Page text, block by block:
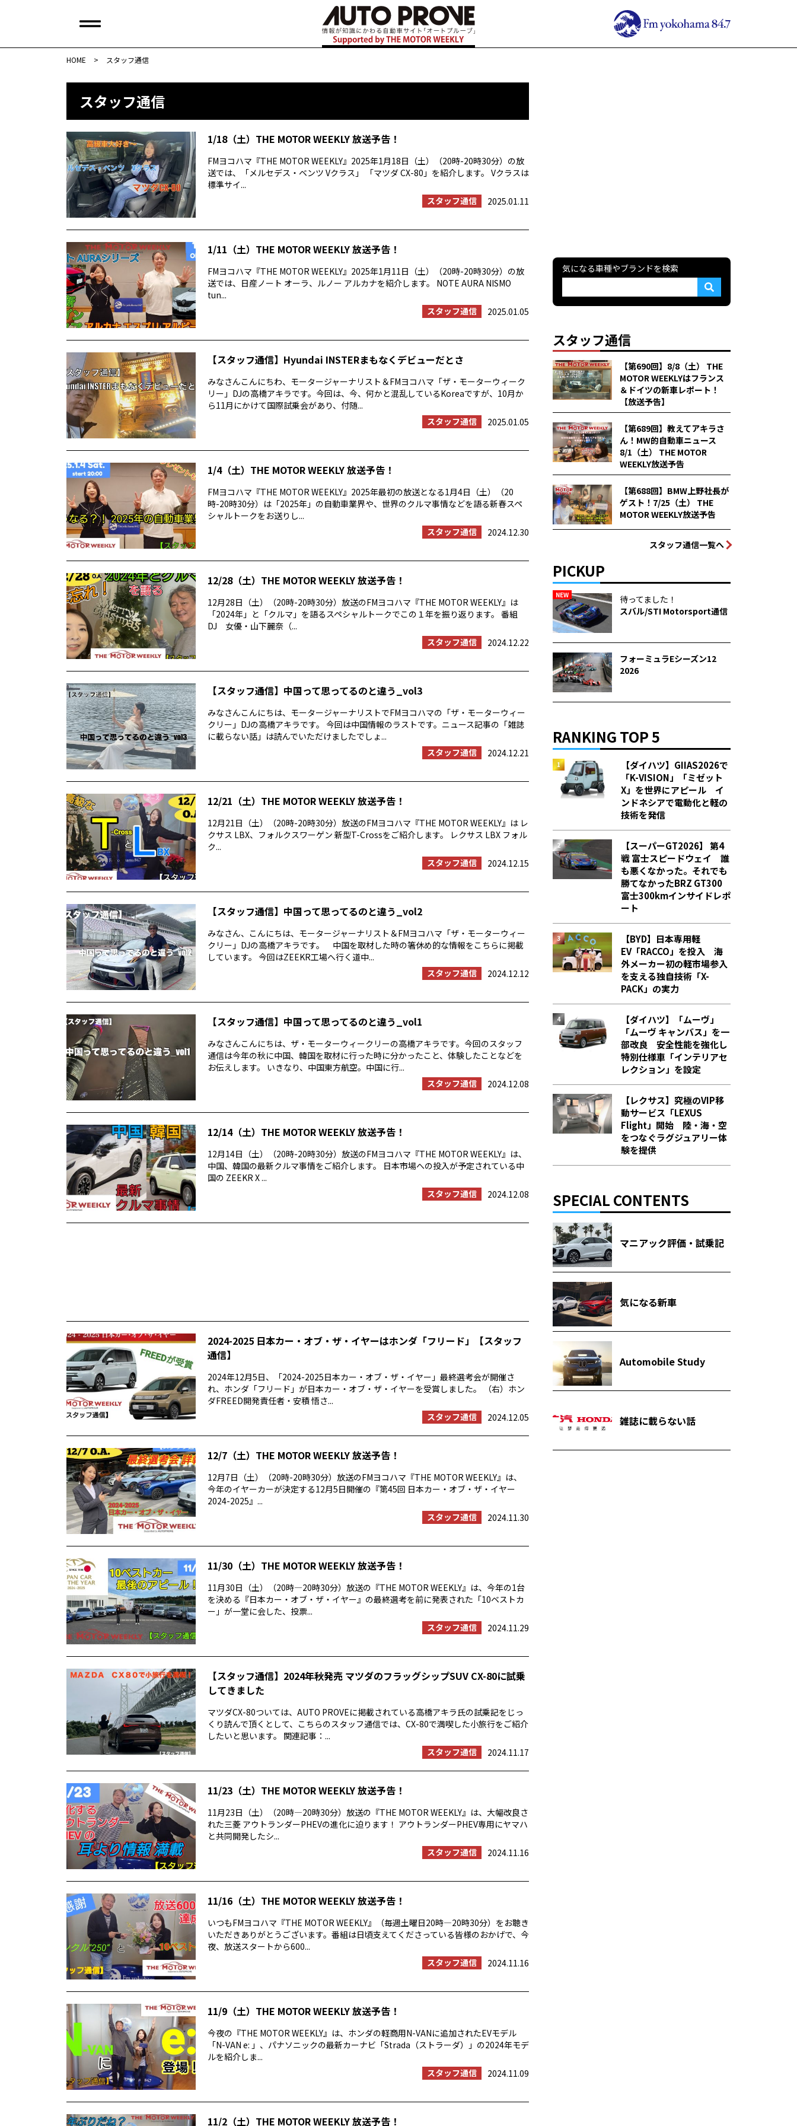
HOME > スタッフ通信
スタッフ通信
1/18（土）THE MOTOR WEEKLY 放送予告！
FMヨコハマ『THE MOTOR WEEKLY』2025年1月18日（土）（20時-20時30分）の放
送では、「メルセデス・ベンツ Vクラス」 「マツダ CX-80」を紹介します。 Vクラスは
標準サイ...
スタッフ通信
2025.01.11
1/11（土）THE MOTOR WEEKLY 放送予告！
FMヨコハマ『THE MOTOR WEEKLY』2025年1月11日（土）（20時-20時30分）の放
送では、日産ノート オーラ、ルノー アルカナを紹介します。 NOTE AURA NISMO
tun...
スタッフ通信
2025.01.05
【スタッフ通信】Hyundai INSTERまもなくデビューだとさ
みなさんこんにちわ、モータージャーナリスト＆FMヨコハマ「ザ・モーターウィーク
リー」DJの高橋アキラです。今回は、今、何かと混乱しているKoreaですが、10月か
ら11月にかけて国際試乗会があり、付随...
スタッフ通信
2025.01.05
1/4（土）THE MOTOR WEEKLY 放送予告！
FMヨコハマ『THE MOTOR WEEKLY』2025年最初の放送となる1月4日（土）（20
時-20時30分）は「2025年」の自動車業界や、世界のクルマ事情などを語る新春スペ
シャルトークをお送りし...
スタッフ通信
2024.12.30
12/28（土）THE MOTOR WEEKLY 放送予告！
12月28日（土）（20時-20時30分）放送のFMヨコハマ『THE MOTOR WEEKLY』は
「2024年」と「クルマ」を語るスペシャルトークでこの１年を振り返ります。 番組
DJ 女優・山下麗奈（...
スタッフ通信
2024.12.22
【スタッフ通信】中国って思ってるのと違う_vol3
みなさんこんにちは、モータージャーナリストでFMヨコハマの「ザ・モーターウィー
クリー」DJの高橋アキラです。 今回は中国情報のラストです。ニュース記事の「雑誌
に載らない話」は読んでいただけましたでしょ...
スタッフ通信
2024.12.21
12/21（土）THE MOTOR WEEKLY 放送予告！
12月21日（土）（20時-20時30分）放送のFMヨコハマ『THE MOTOR WEEKLY』は レ
クサス LBX、フォルクスワーゲン 新型T-Crossをご紹介します。 レクサス LBX フォル
ク...
スタッフ通信
2024.12.15
【スタッフ通信】中国って思ってるのと違う_vol2
みなさん、こんにちは、モータージャーナリスト＆FMヨコハマ「ザ・モーターウィー
クリー」DJの高橋アキラです。 中国を取材した時の箸休め的な情報をこちらに掲載
しています。 今回はZEEKR工場へ行く道中...
スタッフ通信
2024.12.12
【スタッフ通信】中国って思ってるのと違う_vol1
みなさんこんにちは、ザ・モーターウィークリーの高橋アキラです。今回のスタッフ
通信は今年の秋に中国、韓国を取材に行った時に分かったこと、体験したことなどを
お伝えします。 いきなり、中国東方航空。中国に行...
スタッフ通信
2024.12.08
12/14（土）THE MOTOR WEEKLY 放送予告！
12月14日（土）（20時-20時30分）放送のFMヨコハマ『THE MOTOR WEEKLY』は、
中国、韓国の最新クルマ事情をご紹介します。 日本市場への投入が予定されている中
国の ZEEKR X ...
スタッフ通信
2024.12.08
2024-2025 日本カー・オブ・ザ・イヤーはホンダ「フリード」【スタッフ
通信】
2024年12⽉5⽇、「2024-2025⽇本カー・オブ・ザ・イヤー」最終選考会が開催さ
れ、ホンダ「フリード」が日本カー・オブ・ザ・イヤーを受賞しました。 （右）ホン
ダFREED開発責任者・安積 悟さ...
スタッフ通信
2024.12.05
12/7（土）THE MOTOR WEEKLY 放送予告！
12月7日（土）（20時-20時30分）放送のFMヨコハマ『THE MOTOR WEEKLY』は、
今年のイヤーカーが決定する12月5日開催の『第45回 日本カー・オブ・ザ・イヤー
2024-2025』...
スタッフ通信
2024.11.30
11/30（土）THE MOTOR WEEKLY 放送予告！
11月30日（土）（20時―20時30分）放送の『THE MOTOR WEEKLY』は、今年の1台
を決める『日本カー・オブ・ザ・イヤー』の最終選考を前に発表された「10ベストカ
ー」が一堂に会した、投票...
スタッフ通信
2024.11.29
【スタッフ通信】2024年秋発売 マツダのフラッグシップSUV CX-80に試乗
してきました
マツダCX-80ついては、AUTO PROVEに掲載されている高橋アキラ氏の試乗記をじっ
くり読んで頂くとして、こちらのスタッフ通信では、CX-80で満喫した小旅行をご紹介
したいと思います。 関連記事：...
スタッフ通信
2024.11.17
11/23（土）THE MOTOR WEEKLY 放送予告！
11月23日（土）（20時―20時30分）放送の『THE MOTOR WEEKLY』は、大幅改良さ
れた三菱 アウトランダーPHEVの進化に迫ります！ アウトランダーPHEV専用にヤマハ
と共同開発したシ...
スタッフ通信
2024.11.16
11/16（土）THE MOTOR WEEKLY 放送予告！
いつもFMヨコハマ『THE MOTOR WEEKLY』（毎週土曜日20時―20時30分）をお聴き
いただきありがとうございます。番組は日頃支えてくださっている皆様のおかげで、今
夜、放送スタートから600...
スタッフ通信
2024.11.16
11/9（土）THE MOTOR WEEKLY 放送予告！
今夜の『THE MOTOR WEEKLY』は、ホンダの軽商用N-VANに追加されたEVモデル
「N-VAN e: 」、パナソニックの最新カーナビ「Strada（ストラーダ）」の2024年モデ
ルを紹介しま...
スタッフ通信
2024.11.09
11/2（土）THE MOTOR WEEKLY 放送予告！
気になる車種やブランドを検索
スタッフ通信
【第690回】8/8（土） THE
MOTOR WEEKLYはフランス
＆ドイツの新車レポート！
【放送予告】
【第689回】教えてアキラさ
ん！MW的自動車ニュース
8/1（土） THE MOTOR
WEEKLY放送予告
【第688回】BMW上野社長が
ゲスト！7/25（土） THE
MOTOR WEEKLY放送予告
スタッフ通信一覧へ
PICKUP
NEW
待ってました！
スバル/STI Motorsport通信
フォーミュラEシーズン12
2026
RANKING TOP 5
【ダイハツ】GIIAS2026で
「K-VISION」「ミゼット
X」を世界にアピール イ
ンドネシアで電動化と軽の
技術を発信
【スーパーGT2026】 第4
戦 富士スピードウェイ 誰
も悪くなかった。それでも
勝てなかった――BRZ GT300
富士300kmインサイドレポ
ート
【BYD】日本専用軽
EV「RACCO」を投入 海
外メーカー初の軽市場参入
を支える独自技術「X-
PACK」の実力
【ダイハツ】「ムーヴ」
「ムーヴ キャンバス」を一
部改良 安全性能を強化し
特別仕様車「インテリアセ
レクション」を設定
【レクサス】究極のVIP移
動サービス「LEXUS
Flight」開始 陸・海・空
をつなぐラグジュアリー体
験を提供
SPECIAL CONTENTS
マニアック評価・試乗記
気になる新車
Automobile Study
雑誌に載らない話